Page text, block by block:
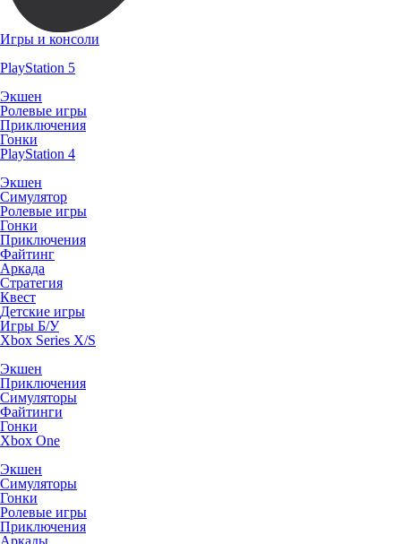
Игры и консоли
PlayStation 5
Экшен
Ролевые игры
Приключения
Гонки
PlayStation 4
Экшен
Симулятор
Ролевые игры
Гонки
Приключения
Файтинг
Аркада
Стратегия
Квест
Детские игры
Игры Б/У
Xbox Series X/S
Экшен
Приключения
Симуляторы
Файтинги
Гонки
Xbox One
Экшен
Симуляторы
Гонки
Ролевые игры
Приключения
Аркады